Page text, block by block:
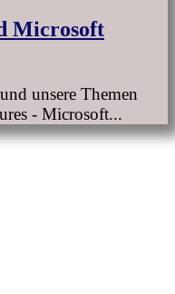
Microsoft
unsere Themen
- Microsoft...